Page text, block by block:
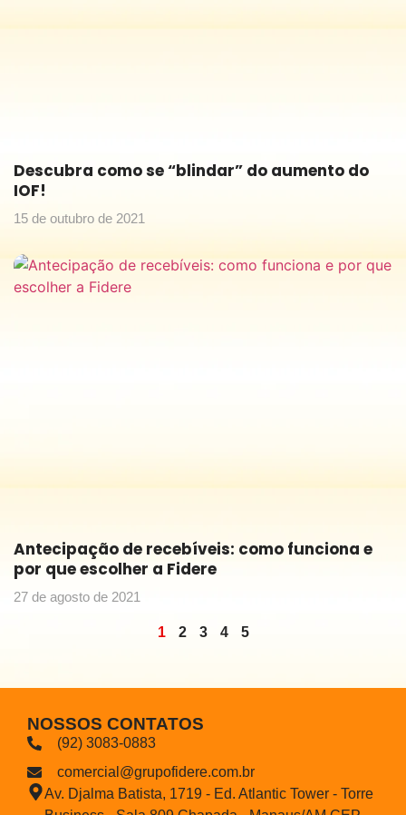
Descubra como se “blindar” do aumento do
IOF!
15 de outubro de 2021
Antecipação de recebíveis: como funciona e
por que escolher a Fidere
27 de agosto de 2021
1 2 3 4 5
NOSSOS CONTATOS
(92) 3083-0883
comercial@grupofidere.com.br
Av. Djalma Batista, 1719 - Ed. Atlantic Tower - Torre